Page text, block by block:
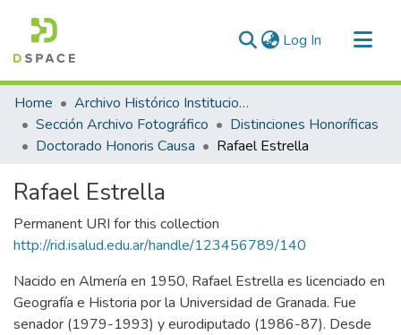
Log In (current)
Communities & Collections
All of DSpace
Statistics
Home
Archivo Histórico Institucional
Sección Archivo Fotográfico
Distinciones Honoríficas
Doctorado Honoris Causa
Rafael Estrella
Rafael Estrella
Permanent URI for this collection
http://rid.isalud.edu.ar/handle/123456789/140
Nacido en Almería en 1950, Rafael Estrella es licenciado en
Geografía e Historia por la Universidad de Granada. Fue
senador (1979-1993) y eurodiputado (1986-87). Desde